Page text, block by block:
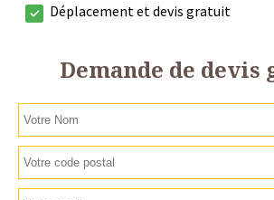
Déplacement et devis gratuit
Demande de